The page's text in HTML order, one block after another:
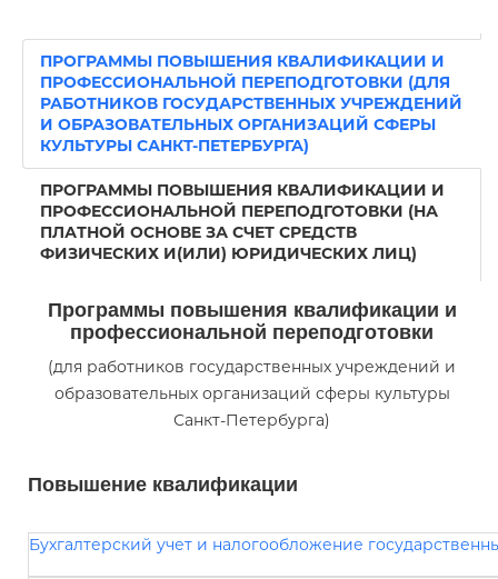
ПРОГРАММЫ ПОВЫШЕНИЯ КВАЛИФИКАЦИИ И
ПРОФЕССИОНАЛЬНОЙ ПЕРЕПОДГОТОВКИ (ДЛЯ
РАБОТНИКОВ ГОСУДАРСТВЕННЫХ УЧРЕЖДЕНИЙ
И ОБРАЗОВАТЕЛЬНЫХ ОРГАНИЗАЦИЙ СФЕРЫ
КУЛЬТУРЫ САНКТ-ПЕТЕРБУРГА)
ПРОГРАММЫ ПОВЫШЕНИЯ КВАЛИФИКАЦИИ И
ПРОФЕССИОНАЛЬНОЙ ПЕРЕПОДГОТОВКИ (НА
ПЛАТНОЙ ОСНОВЕ ЗА СЧЕТ СРЕДСТВ
ФИЗИЧЕСКИХ И(ИЛИ) ЮРИДИЧЕСКИХ ЛИЦ)
Программы повышения квалификации и
профессиональной переподготовки
(для работников государственных учреждений и
образовательных организаций сферы культуры
Санкт-Петербурга)
Повышение квалификации
Бухгалтерский учет и налогообложение